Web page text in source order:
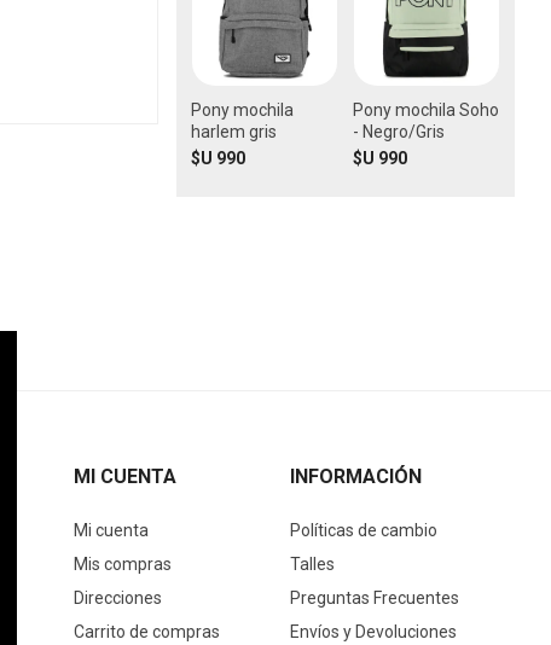
Pony mochila
harlem gris
$U 990
Pony mochila Soho
- Negro/Gris
$U 990
MI CUENTA
Mi cuenta
Mis compras
Direcciones
Carrito de compras
INFORMACIÓN
Políticas de cambio
Talles
Preguntas Frecuentes
Envíos y Devoluciones